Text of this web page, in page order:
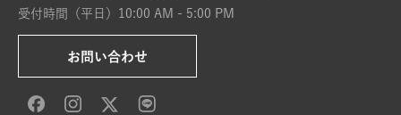
受付時間（平日）10:00 AM - 5:00 PM
お問い合わせ